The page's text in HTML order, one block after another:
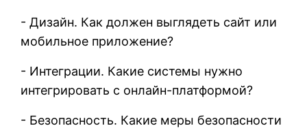
- Дизайн. Как должен выглядеть сайт или
мобильное приложение?
- Интеграции. Какие системы нужно
интегрировать с онлайн-платформой?
- Безопасность. Какие меры безопасности